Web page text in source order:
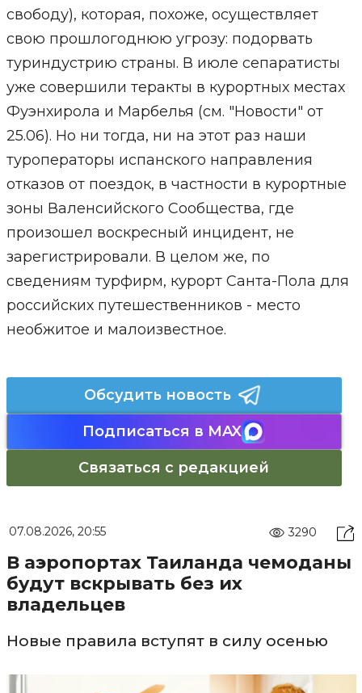
свободу), которая, похоже, осуществляет
свою прошлогоднюю угрозу: подорвать
туриндустрию страны. В июле сепаратисты
уже совершили теракты в курортных местах
Фуэнхирола и Марбелья (см. "Новости" от
25.06). Но ни тогда, ни на этот раз наши
туроператоры испанского направления
отказов от поездок, в частности в курортные
зоны Валенсийского Сообщества, где
произошел воскресный инцидент, не
зарегистрировали. В целом же, по
сведениям турфирм, курорт Санта-Пола для
российских путешественников - место
необжитое и малоизвестное.
Обсудить новость
Подписаться в MAX
Связаться с редакцией
07.08.2026, 20:55 3290
В аэропортах Таиланда чемоданы
будут вскрывать без их
владельцев
Новые правила вступят в силу осенью